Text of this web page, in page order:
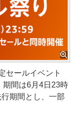
セールイベント
期間は6月4日23時
期間とし、一部